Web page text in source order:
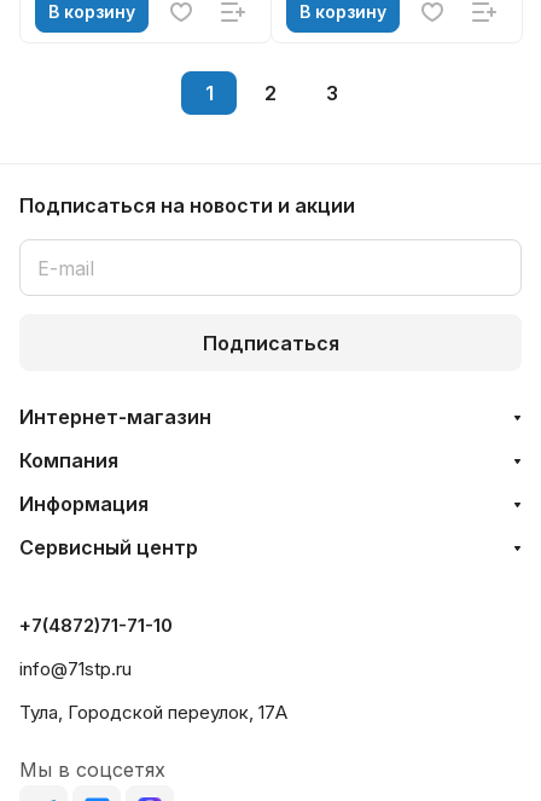
В корзину В корзину
1 2 3
Подписаться на новости и акции
Подписаться
Интернет-магазин
Компания
Информация
Сервисный центр
+7(4872)71-71-10
info@71stp.ru
Тула, Городской переулок, 17А
Мы в соцсетях